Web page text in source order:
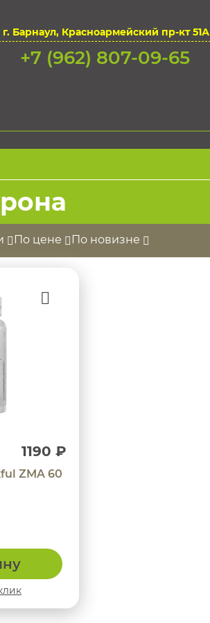
г. Барнаул, Красноармейский пр-кт 51А
+7 (962) 807-09-65
По цене По новизне
1190 ₽
ZMA 60